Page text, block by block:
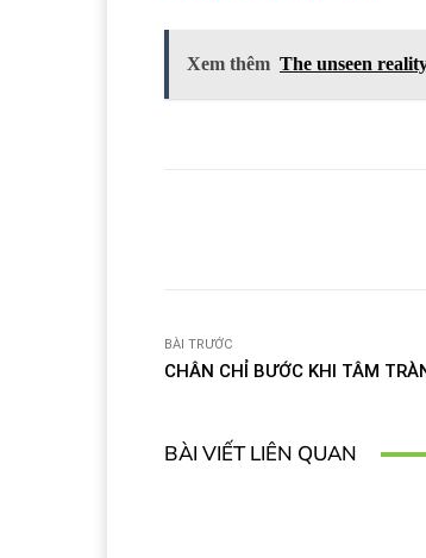
Xem thêm The unseen
BÀI TRƯỚC
CHÂN CHỈ BƯỚC KHI TÂM
BÀI VIẾT LIÊN QUAN